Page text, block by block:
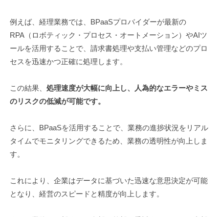
例えば、経理業務では、BPaaSプロバイダーが最新の
RPA（ロボティック・プロセス・オートメーション）やAIツ
ールを活用することで、請求書処理や支払い管理などのプロ
セスを迅速かつ正確に処理します。
この結果、 処理速度が大幅に向上し、人為的なエラーやミス
のリスクの低減が可能です。
さらに、BPaaSを活用することで、業務の進捗状況をリアル
タイムでモニタリングできるため、業務の透明性が向上しま
す。
これにより、企業はデータに基づいた迅速な意思決定が可能
となり、経営のスピードと精度が向上します。